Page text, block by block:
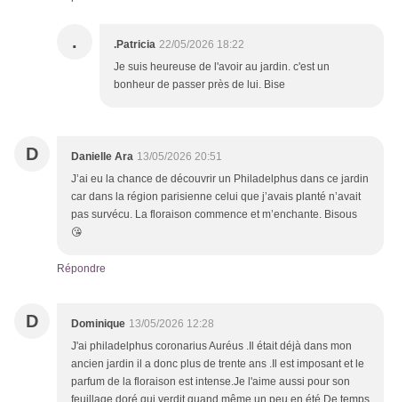
. .Patricia 22/05/2026 18:22
Je suis heureuse de l'avoir au jardin. c'est un
bonheur de passer près de lui. Bise
D Danielle Ara 13/05/2026 20:51
J’ai eu la chance de découvrir un Philadelphus dans ce jardin
car dans la région parisienne celui que j’avais planté n’avait
pas survécu. La floraison commence et m’enchante. Bisous
😘
Répondre
D Dominique 13/05/2026 12:28
J'ai philadelphus coronarius Auréus .Il était déjà dans mon
ancien jardin il a donc plus de trente ans .Il est imposant et le
parfum de la floraison est intense.Je l'aime aussi pour son
feuillage doré qui verdit quand même un peu en été De temps